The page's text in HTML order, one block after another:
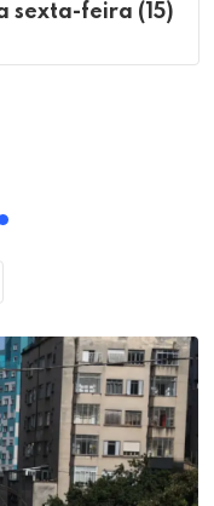
sexta-feira (15)